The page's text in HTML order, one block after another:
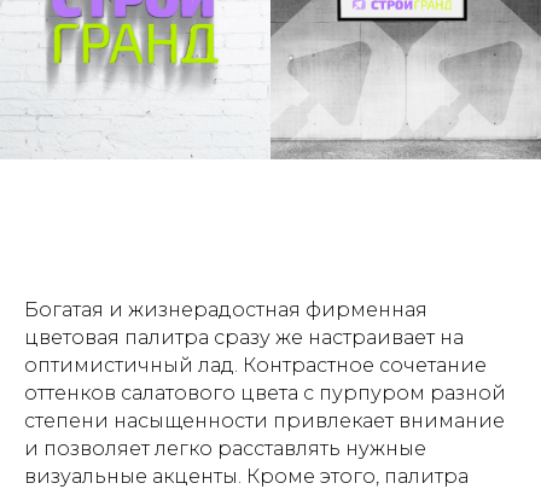
Богатая и жизнерадостная фирменная
цветовая палитра сразу же настраивает на
оптимистичный лад. Контрастное сочетание
оттенков салатового цвета с пурпуром разной
степени насыщенности привлекает внимание
и позволяет легко расставлять нужные
визуальные акценты. Кроме этого, палитра